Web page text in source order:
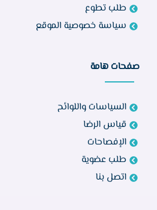
طلب تطوع
سياسة خصوصية الموقع
صفحات هامة
السياسات واللوائح
قياس الرضا
الإفصاحات
طلب عضوية
اتصل بنا